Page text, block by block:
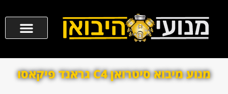
מנוע מיבוא סיטרואן C4 גראנד פיקאסו